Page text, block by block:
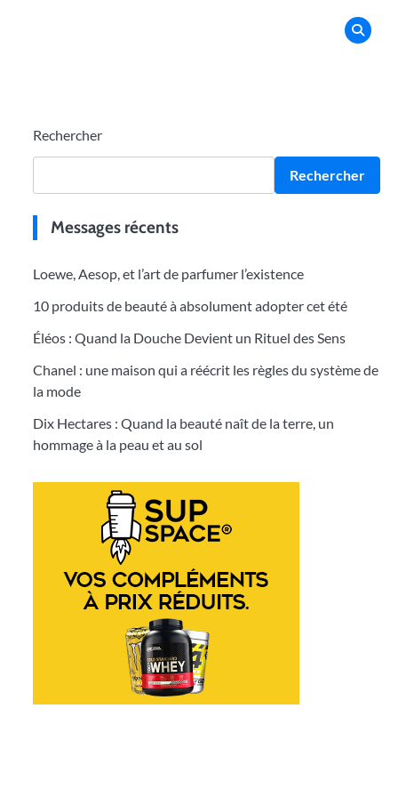
Rechercher
Rechercher
Messages récents
Loewe, Aesop, et l’art de parfumer l’existence
10 produits de beauté à absolument adopter cet été
Éléos : Quand la Douche Devient un Rituel des Sens
Chanel : une maison qui a réécrit les règles du système de
la mode
Dix Hectares : Quand la beauté naît de la terre, un
hommage à la peau et au sol